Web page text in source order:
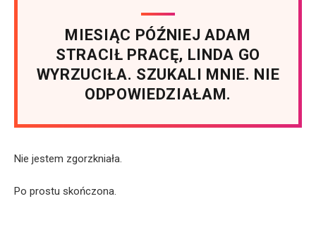
MIESIĄC PÓŹNIEJ ADAM
STRACIŁ PRACĘ, LINDA GO
WYRZUCIŁA. SZUKALI MNIE. NIE
ODPOWIEDZIAŁAM.
Nie jestem zgorzkniała.
Po prostu skończona.